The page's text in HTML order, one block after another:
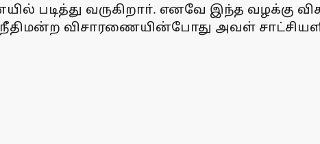
படித்து வருகிறாா். எனவே இந்த வழக்கு
நீதிமன்ற விசாரணையின்போது அவள்